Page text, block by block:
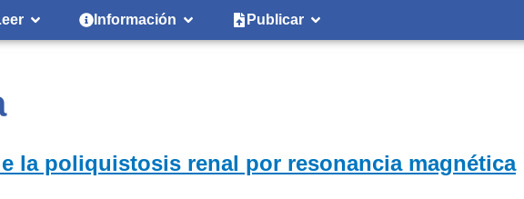
Información Publicar
la poliquistosis renal por resonancia magnética